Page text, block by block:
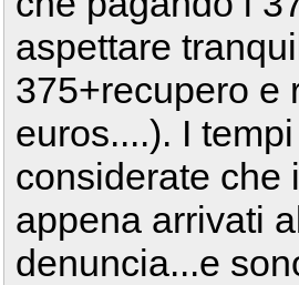
aspettare
375+recupero e
euros....). I
considerate che
appena arrivati
denuncia...e